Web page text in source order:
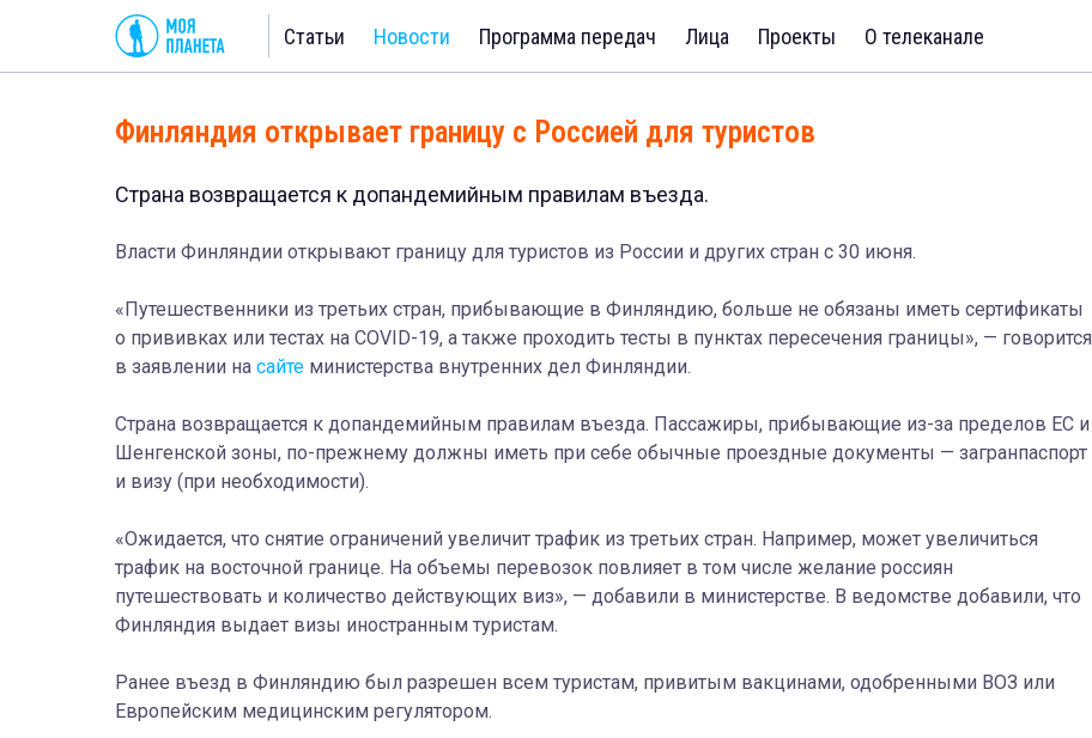
Статьи Новости Программа передач Лица Проекты О телеканале
Финляндия открывает границу с Россией для туристов
Страна возвращается к допандемийным правилам въезда.
Власти Финляндии открывают границу для туристов из России и других стран с 30 июня.
«Путешественники из третьих стран, прибывающие в Финляндию, больше не обязаны иметь сертификаты
о прививках или тестах на COVID-19, а также проходить тесты в пунктах пересечения границы», — говорится
в заявлении на сайте министерства внутренних дел Финляндии.
Страна возвращается к допандемийным правилам въезда. Пассажиры, прибывающие из-за пределов ЕС и
Шенгенской зоны, по-прежнему должны иметь при себе обычные проездные документы — загранпаспорт
и визу (при необходимости).
«Ожидается, что снятие ограничений увеличит трафик из третьих стран. Например, может увеличиться
трафик на восточной границе. На объемы перевозок повлияет в том числе желание россиян
путешествовать и количество действующих виз», — добавили в министерстве. В ведомстве добавили, что
Финляндия выдает визы иностранным туристам.
Ранее въезд в Финляндию был разрешен всем туристам, привитым вакцинами, одобренными ВОЗ или
Европейским медицинским регулятором.